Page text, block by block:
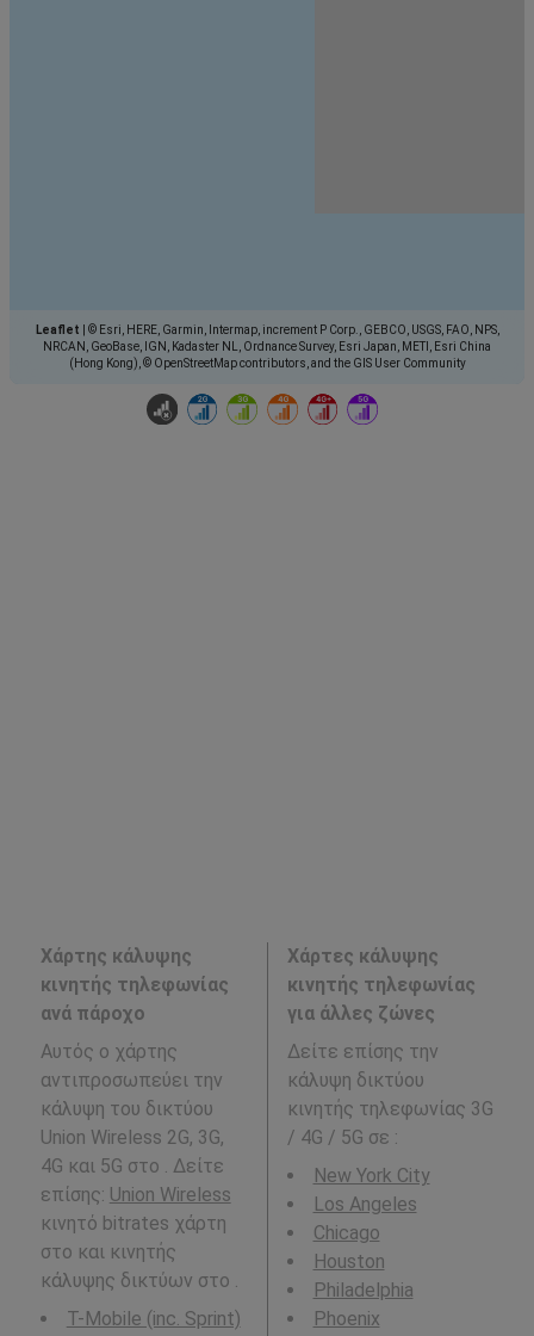
Leaflet
© Esri, HERE, Garmin, Intermap, increment P Corp., GEBCO, USGS, FAO, NPS,
NRCAN, GeoBase, IGN, Kadaster NL, Ordnance Survey, Esri Japan, METI, Esri China
(Hong Kong), © OpenStreetMap contributors, and the GIS User Community
Χάρτης κάλυψης
κινητής τηλεφωνίας
ανά πάροχο
Αυτός ο χάρτης
αντιπροσωπεύει την
κάλυψη του δικτύου
Union Wireless 2G, 3G,
4G και 5G στο . Δείτε
επίσης: Union Wireless
κινητό bitrates χάρτη
στο και κινητής
κάλυψης δικτύων στο .
T-Mobile (inc. Sprint)
Χάρτες κάλυψης
κινητής τηλεφωνίας
για άλλες ζώνες
Δείτε επίσης την
κάλυψη δικτύου
κινητής τηλεφωνίας 3G
/ 4G / 5G σε :
New York City
Los Angeles
Chicago
Houston
Philadelphia
Phoenix